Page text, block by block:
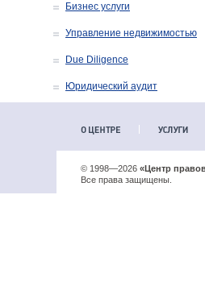
Бизнес услуги
Управление недвижимостью
Due Diligence
Юридический аудит
© 1998—2026 «Центр
Все права защищены.